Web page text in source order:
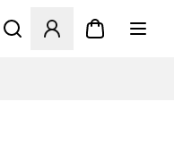
Åbner en Modal til at